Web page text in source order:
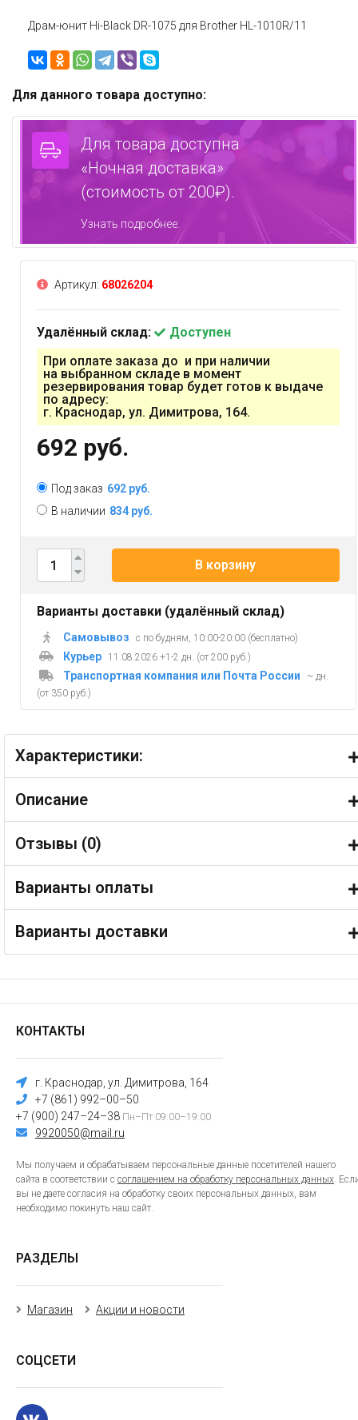
Драм-юнит Hi-Black DR-1075 для Brother HL-1010R/11
Для данного товара доступно:
Для товара доступна
«Ночная доставка»
(стоимость от 200₽).
Узнать подробнее.
Артикул: 68026204
Удалённый склад:
Доступен
При оплате заказа до и при наличии
на выбранном складе в момент
резервирования товар будет готов к выдаче
по адресу:
г. Краснодар, ул. Димитрова, 164.
692 руб.
Под заказ 692 руб.
В наличии 834 руб.
В корзину
Варианты доставки (удалённый склад)
Самовывоз с по будням, 10:00-20:00 (бесплатно)
Курьер 11.08.2026 +1-2 дн. (от 200 руб.)
Транспортная компания или Почта России
~ дн.
(от 350 руб.)
Характеристики:
Описание
Отзывы (0)
Варианты оплаты
Варианты доставки
КОНТАКТЫ
г. Краснодар, ул. Димитрова, 164
+7 (861) 992–00–50
+7 (900) 247–24–38 Пн–Пт 09:00–19:00
9920050@mail.ru
Мы получаем и обрабатываем персональные данные посетителей нашего
сайта в соответствии с соглашением на обработку персональных данных.
вы не даете согласия на обработку своих персональных данных, вам
необходимо покинуть наш сайт.
РАЗДЕЛЫ
Магазин Акции и новости
СОЦСЕТИ